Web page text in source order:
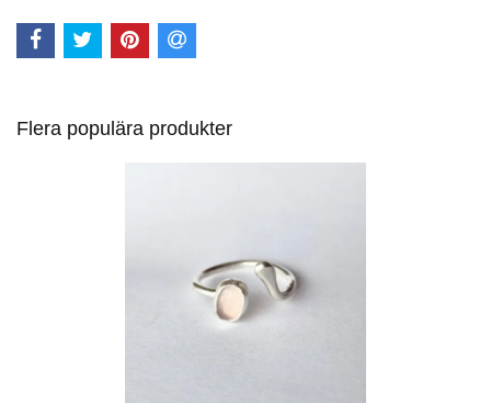
Flera populära produkter